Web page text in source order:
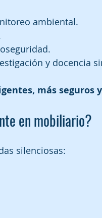
ambiental.
y docencia
más seguros
en mobiliario?
silenciosas: